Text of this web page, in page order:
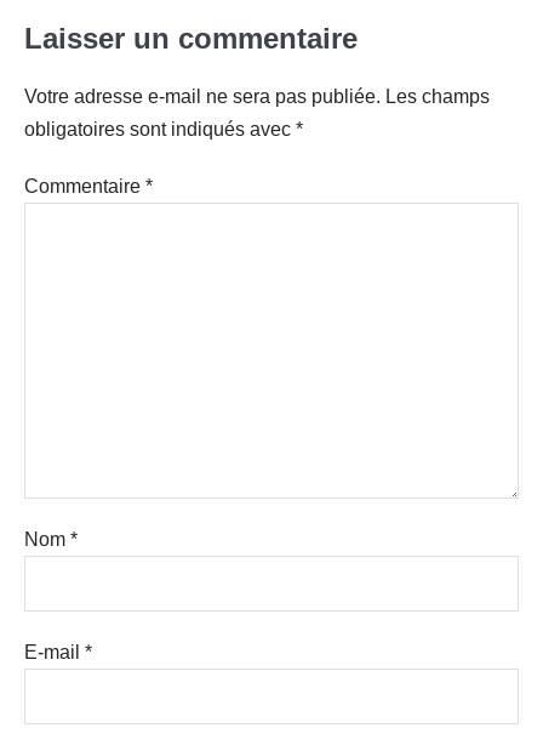
Laisser un commentaire
Votre adresse e-mail ne sera pas publiée. Les champs
obligatoires sont indiqués avec *
Commentaire *
Nom *
E-mail *